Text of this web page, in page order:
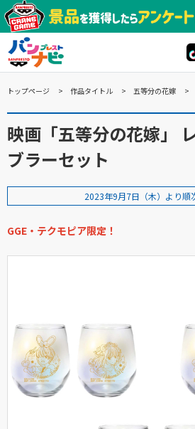
トップページ 作品タイトル 五等分の花嫁
映画「五等分の花嫁」
ブラーセット
2023年9月7日（木）より順
GGE・テクモピア限定！